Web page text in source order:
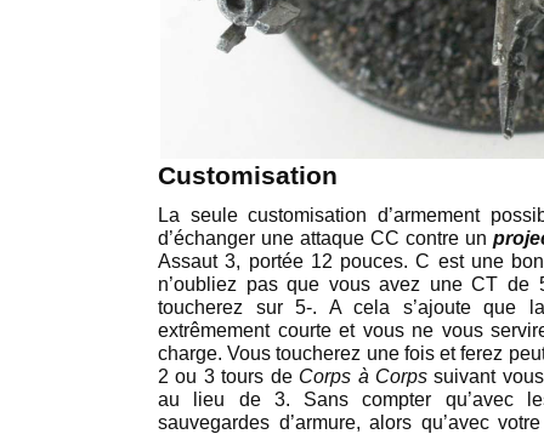
Customisation
La seule customisation d’armement
d’échanger une attaque CC contre un
Assaut 3, portée 12 pouces. C est une
n’oubliez pas que vous avez une CT
toucherez sur 5-. A cela s’ajoute que
extrêmement courte et vous ne vous
charge. Vous toucherez une fois et ferez
2 ou 3 tours de Corps à Corpssuivant
au lieu de 3. Sans compter qu’avec
sauvegardes d’armure, alors qu’avec